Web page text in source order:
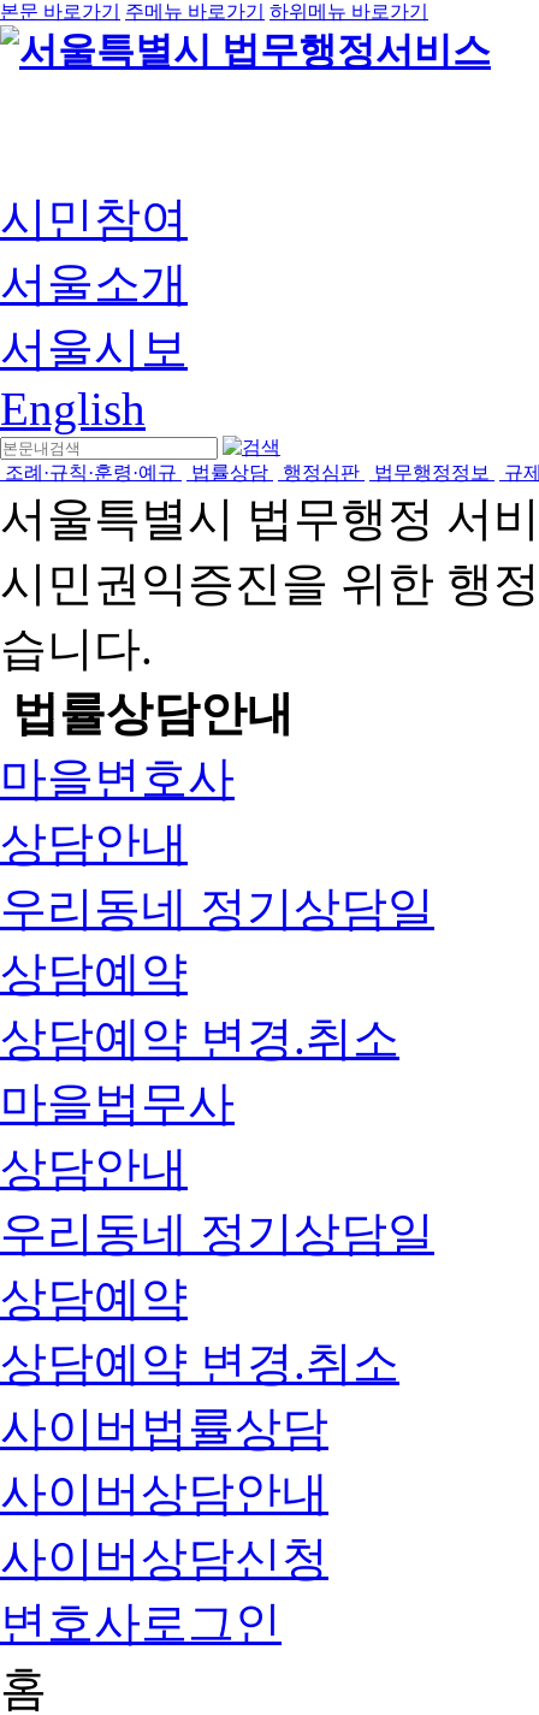
본문 바로가기 주메뉴 바로가기 하위메뉴 바로가기
시민참여
서울소개
서울시보
English
조례·규칙·훈령·예규 법률상담 행정심판 법무행정정보 규
서울특별시 법무행정 서
시민권익증진을 위한 행
습니다.
법률상담안내
마을변호사
상담안내
우리동네 정기상담일
상담예약
상담예약 변경.취소
마을법무사
상담안내
우리동네 정기상담일
상담예약
상담예약 변경.취소
사이버법률상담
사이버상담안내
사이버상담신청
변호사로그인
홈